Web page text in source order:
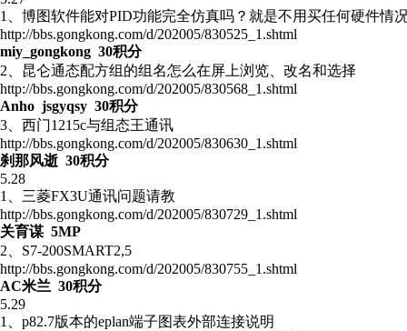
1、博图软件能对PID功能完全仿真吗？就是不用买任何硬件情
http://bbs.gongkong.com/d/202005/830525_1.shtml
miy_gongkong 30积分
2、昆仑通态配方组的组名怎么在屏上浏览、改名和选择
http://bbs.gongkong.com/d/202005/830568_1.shtml
Anho jsgyqsy 30积分
3、西门1215c与组态王通讯
http://bbs.gongkong.com/d/202005/830630_1.shtml
刹那风逝 30积分
5.28
1、三菱FX3U通讯问题请教
http://bbs.gongkong.com/d/202005/830729_1.shtml
关育谋 5MP
2、S7-200SMART2,5
http://bbs.gongkong.com/d/202005/830755_1.shtml
AC米兰 30积分
5.29
1、p82.7版本的eplan端子图表外部连接说明